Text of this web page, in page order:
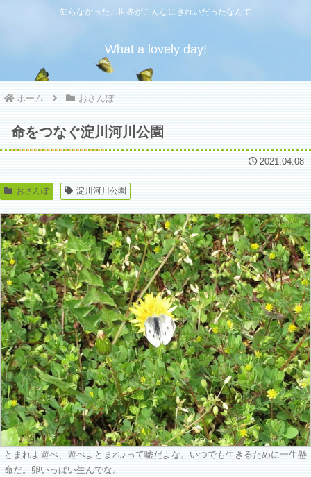
知らなかった、世界がこんなにきれいだったなんて
What a lovely day!
ホーム おさんぽ
命をつなぐ淀川河川公園
2021.04.08
おさんぽ 淀川河川公園
とまれよ遊べ、遊べよとまれ♪って嘘だよな。いつでも生きるために一生懸
命だ。卵いっぱい生んでな。